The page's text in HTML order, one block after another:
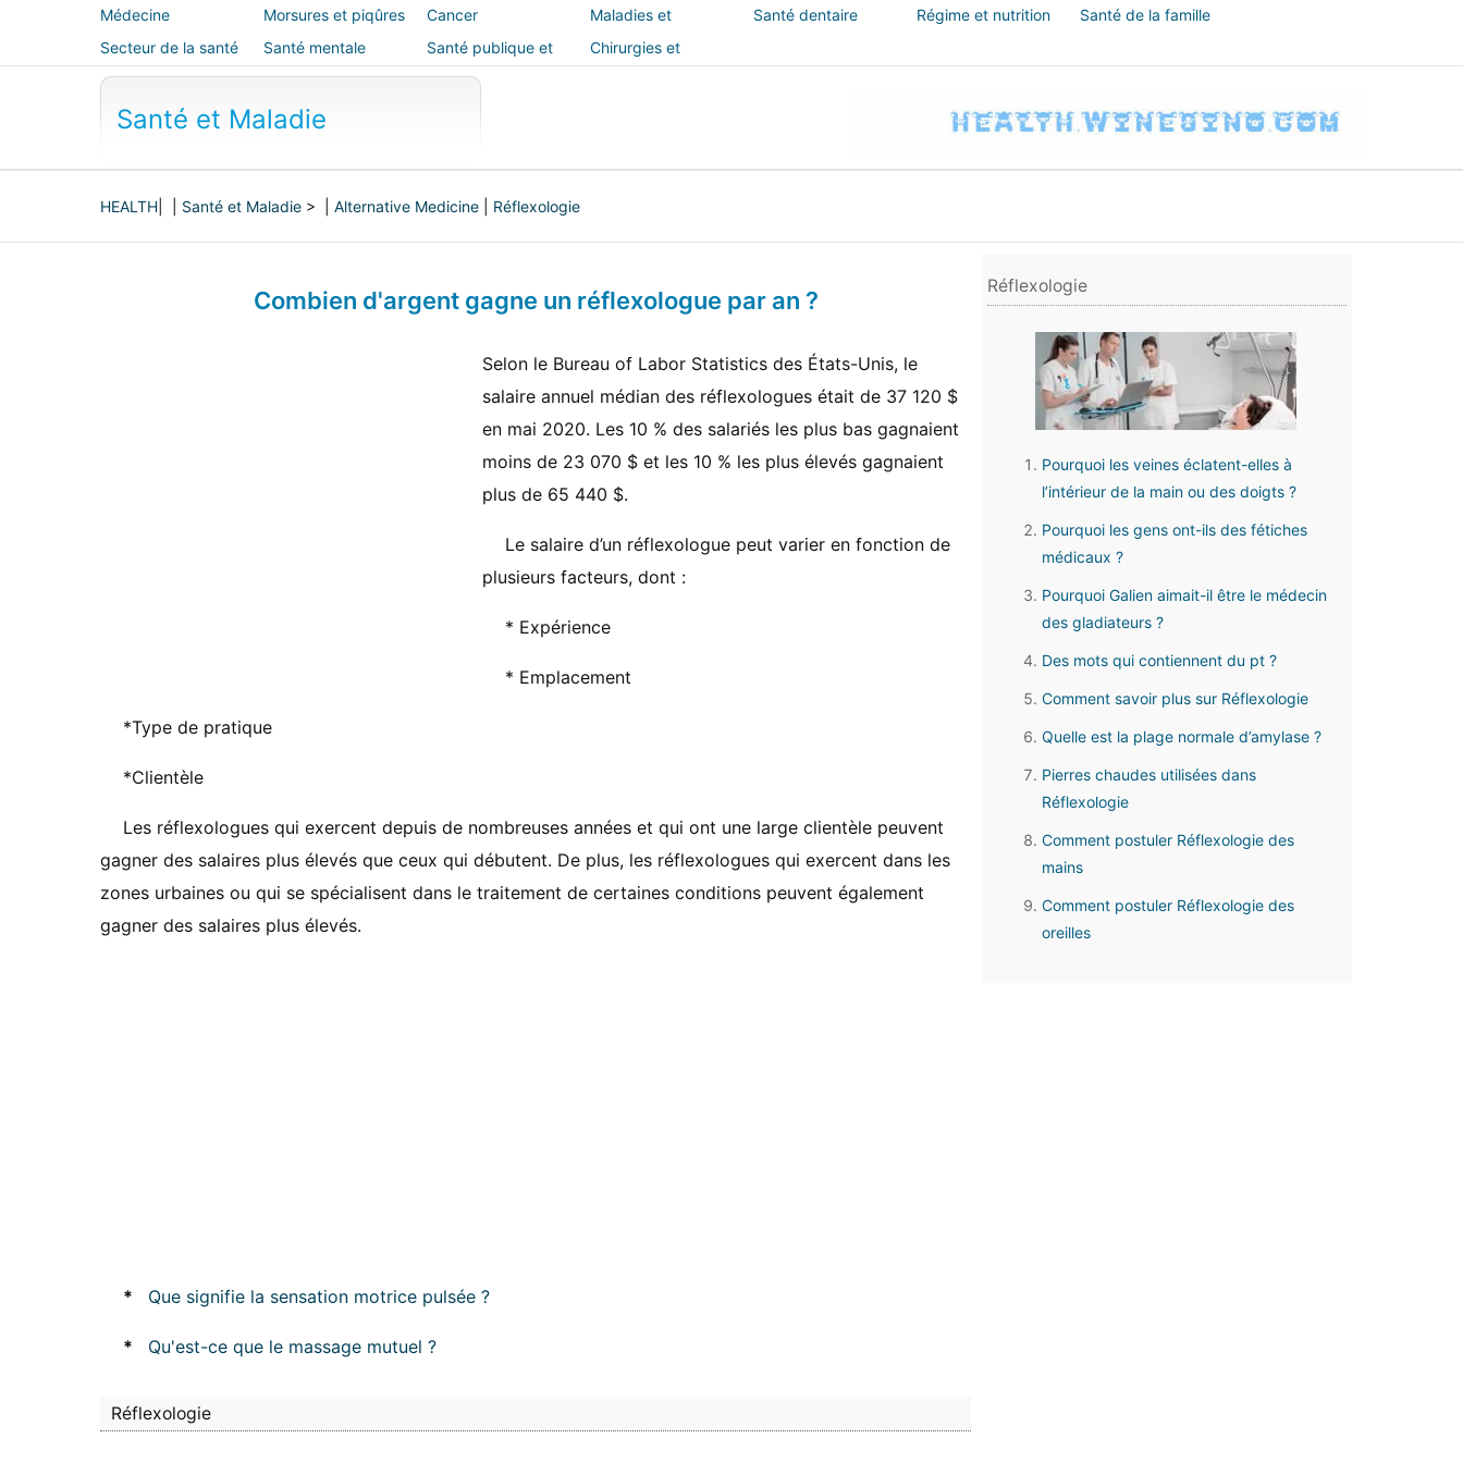
Médecine
alternative
Morsures et piqûres Cancer
Maladies et
traitements
Santé dentaire Régime et nutrition
Santé de la famille
Secteur de la santé
Santé mentale
Santé publique et
sécurité
Chirurgies et
Santé et Maladie
HEALTH Santé et Maladie > | Alternative Medicine Réflexologie
Combien d'argent gagne un réflexologue par an ?
Selon le Bureau of Labor Statistics des États-Unis, le
salaire annuel médian des réflexologues était de 37 120 $
en mai 2020. Les 10 % des salariés les plus bas gagnaient
moins de 23 070 $ et les 10 % les plus élevés gagnaient
plus de 65 440 $.
Le salaire d’un réflexologue peut varier en fonction de
plusieurs facteurs, dont :
* Expérience
* Emplacement
*Type de pratique
*Clientèle
Les réflexologues qui exercent depuis de nombreuses années et qui ont une large clientèle peuvent
gagner des salaires plus élevés que ceux qui débutent. De plus, les réflexologues qui exercent dans les
zones urbaines ou qui se spécialisent dans le traitement de certaines conditions peuvent également
gagner des salaires plus élevés.
* Que signifie la sensation motrice pulsée ?
* Qu'est-ce que le massage mutuel ?
Réflexologie
Réflexologie
Pourquoi les veines éclatent-elles à
l’intérieur de la main ou des doigts ?
Pourquoi les gens ont-ils des fétiches
médicaux ?
Pourquoi Galien aimait-il être le médecin
des gladiateurs ?
Des mots qui contiennent du pt ?
Comment savoir plus sur Réflexologie
Quelle est la plage normale d’amylase ?
Pierres chaudes utilisées dans
Réflexologie
Comment postuler Réflexologie des
mains
Comment postuler Réflexologie des
oreilles